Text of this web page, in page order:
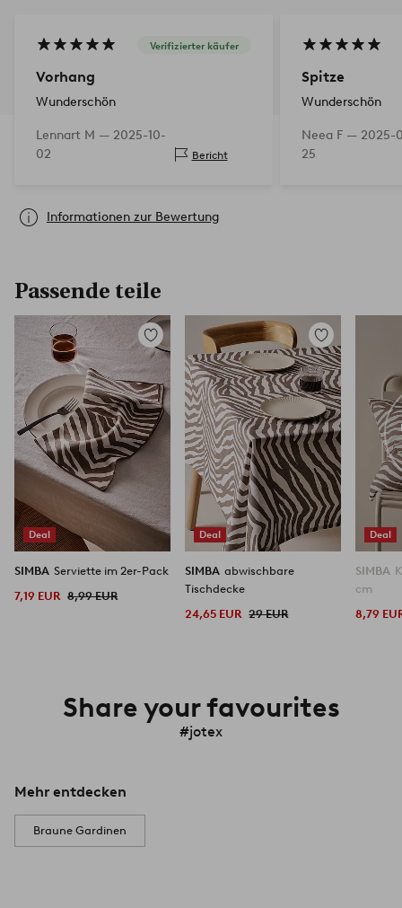
Verifizierter käufer
Vorhang
Wunderschön
Lennart M — 2025-10-
02
Bericht
Spitze
Wunderschön
Neea F — 2025-
25
Informationen zur Bewertung
Passende teile
Deal
Zu
Favoriten
hinzufügen
SIMBA Serviette im 2er-Pack
7,19 EUR 8,99 EUR
Deal
Zu
Favoriten
hinzufügen
SIMBA abwischbare
Tischdecke
24,65 EUR 29 EUR
Deal
SIMBA
cm
8,79
Share your favourites
#jotex
Mehr entdecken
Braune Gardinen